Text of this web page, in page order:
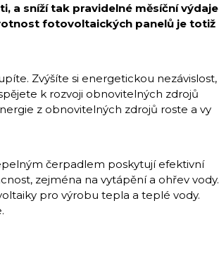
a sníží tak pravidelné měsíční výdaje
fotovoltaických panelů je totiž
Zvýšíte si energetickou ne­závislost,
k rozvoji obnovitelných zdrojů
z obnovitelných zdrojů roste a vy
čerpadlem poskytují efektivní
zejména na vytápění a ohřev vody.
pro výrobu tepla a teplé vody.